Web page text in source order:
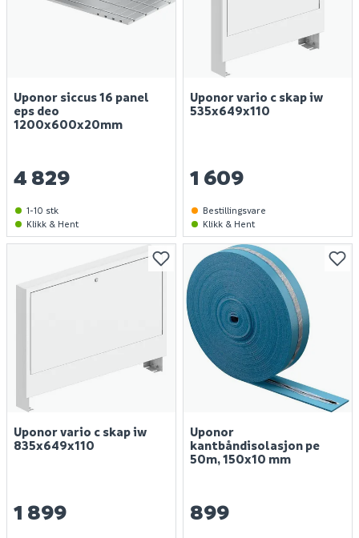
Uponor siccus 16 panel
eps deo
1200x600x20mm
4 829
1-10 stk
Klikk & Hent
Uponor vario c skap iw
535x649x110
1 609
Bestillingsvare
Klikk & Hent
Uponor vario c skap iw
835x649x110
1 899
Uponor
kantbåndisolasjon pe
50m, 150x10 mm
899